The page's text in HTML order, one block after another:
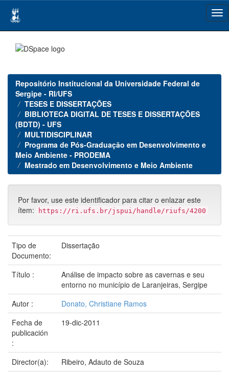
navigation
Repositório Institucional da Universidade Federal de
Sergipe - RI/UFS
TESES E DISSERTAÇÕES
BIBLIOTECA DIGITAL DE TESES E DISSERTAÇÕES
(BDTD) - UFS
MULTIDISCIPLINAR
Programa de Pós-Graduação em Desenvolvimento e
Meio Ambiente - PRODEMA
Mestrado em Desenvolvimento e Meio Ambiente
Por favor, use este identificador para citar o enlazar este
ítem:
https://ri.ufs.br/jspui/handle/riufs/4200
Tipo de
Documento:
Dissertação
Título :
Análise de impacto sobre as cavernas e seu
entorno no município de Laranjeiras, Sergipe
Autor :
Donato, Christiane Ramos
Fecha de
publicación
:
19-dic-2011
Director(a):
Ribeiro, Adauto de Souza